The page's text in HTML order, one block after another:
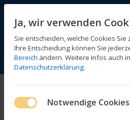
Menü Anmelden Vergleichen
Ja, wir verwenden
Sie entscheiden, welche Cookies
Ihre Entscheidung können Sie
Bereich ändern. Weitere Infos auch
Datenschutzerklärung.
Notwendige Cookies